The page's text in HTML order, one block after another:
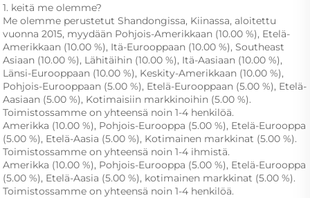
1. keitä me olemme?
Me olemme perustetut Shandongissa, Kiinassa, aloitettu
vuonna 2015, myydään Pohjois-Amerikkaan (10.00 %), Etelä-
Amerikkaan (10.00 %), Itä-Eurooppaan (10.00 %), Southeast
Asiaan (10.00 %), Lähitäihin (10.00 %), Itä-Aasiaan (10.00 %),
Länsi-Eurooppaan (10.00 %), Keskity-Amerikkaan (10.00 %),
Pohjois-Eurooppaan (5.00 %), Etelä-Eurooppaan (5.00 %), Etelä-
Aasiaan (5.00 %), Kotimaisiin markkinoihin (5.00 %).
Toimistossamme on yhteensä noin 1-4 henkilöä.
Amerikka (10.00 %), Pohjois-Eurooppa (5.00 %), Etelä-Eurooppa
(5.00 %), Etelä-Aasia (5.00 %), Kotimainen markkinat (5.00 %).
Toimistossamme on yhteensä noin 1-4 ihmistä.
Amerikka (10.00 %), Pohjois-Eurooppa (5.00 %), Etelä-Eurooppa
(5.00 %), Etelä-Aasia (5.00 %), kotimainen markkinat (5.00 %).
Toimistossamme on yhteensä noin 1-4 henkilöä.